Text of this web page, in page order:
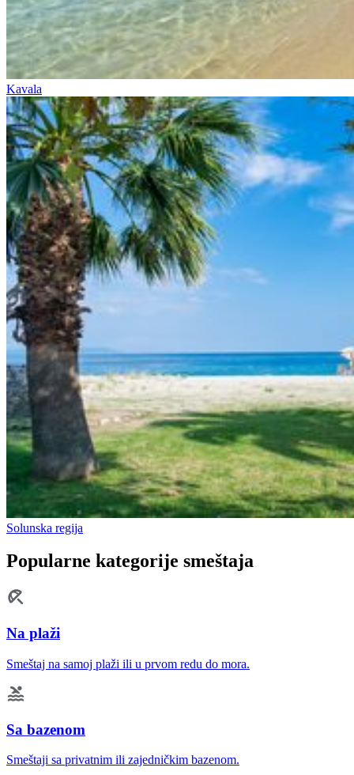
Kavala
Solunska regija
Popularne kategorije smeštaja
Na plaži
Smeštaj na samoj plaži ili u prvom redu do mora.
Sa bazenom
Smeštaji sa privatnim ili zajedničkim bazenom.